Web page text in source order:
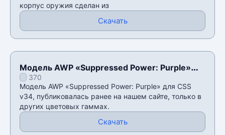
корпус оружия сделан из
Скачать
Модель AWP «Suppressed Power: Purple»
для CSS v34
370
Модель AWP «Suppressed Power: Purple» для CSS
v34, публиковалась ранее на нашем сайте, только в
других цветовых гаммах.
Скачать